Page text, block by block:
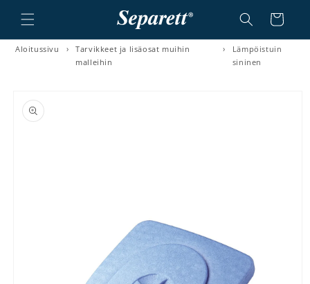
ja siirry sisältöön Ostoskori
Aloitussivu ›
Tarvikkeet ja lisäosat muihin
malleihin
›
Lämpöistuin
sininen
tuotetietoihin